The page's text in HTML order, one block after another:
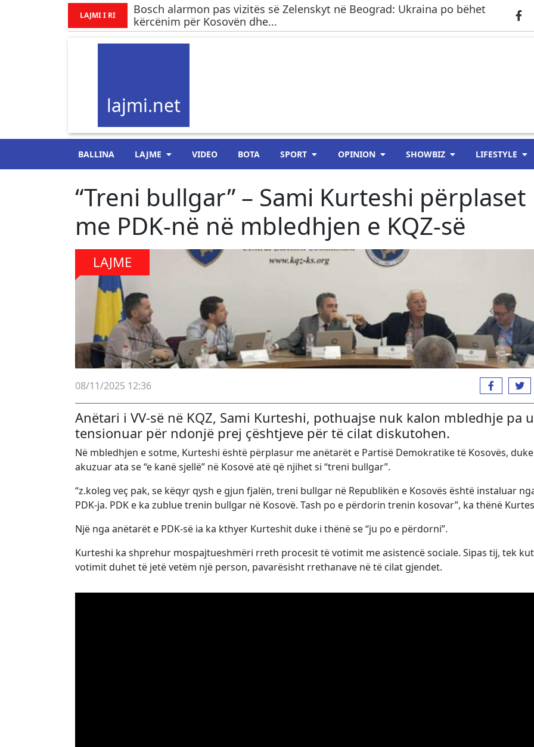
LAJMI I RI
Bosch alarmon pas vizitës së Zelenskyt në Beograd: Ukraina po bëhet
kërcënim për Kosovën dhe...
lajmi.net
BALLINA LAJME VIDEO BOTA SPORT OPINION SHOWBIZ LIFESTYLE
“Treni bullgar” – Sami Kurteshi përplaset
me PDK-në në mbledhjen e KQZ-së
LAJME
08/11/2025 12:36
Anëtari i VV-së në KQZ, Sami Kurteshi, pothuajse nuk kalon mbledhje pa u
tensionuar për ndonjë prej çështjeve për të cilat diskutohen.
Në mbledhjen e sotme, Kurteshi është përplasur me anëtarët e Partisë Demokratike të Kosovës,
akuzuar ata se “e kanë sjellë” në Kosovë atë që njihet si “treni bullgar”.
“z.koleg veç pak, se këqyr qysh e gjun fjalën, treni bullgar në Republikën e Kosovës është instaluar
PDK-ja. PDK e ka zublue trenin bullgar në Kosovë. Tash po e përdorin trenin kosovar”, ka thënë
Një nga anëtarët e PDK-së ia ka kthyer Kurteshit duke i thënë se “ju po e përdorni”.
Kurteshi ka shprehur mospajtueshmëri rreth procesit të votimit me asistencë sociale. Sipas tij, tek
votimit duhet të jetë vetëm një person, pavarësisht rrethanave në të cilat gjendet.